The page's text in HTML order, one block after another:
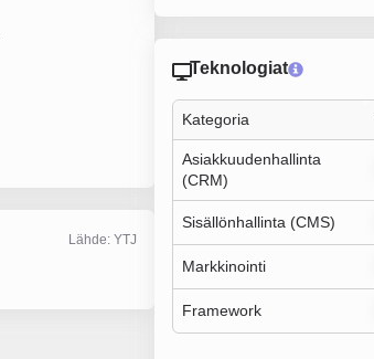
Lähde: YTJ
Teknologiat
Kategoria
Asiakkuudenhallinta
(CRM)
Sisällönhallinta (CMS)
Markkinointi
Framework